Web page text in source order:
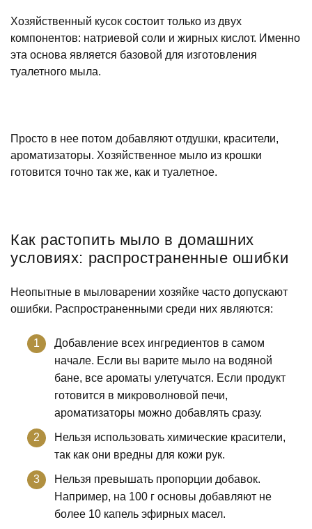
Хозяйственный кусок состоит только из двух
компонентов: натриевой соли и жирных кислот. Именно
эта основа является базовой для изготовления
туалетного мыла.
Просто в нее потом добавляют отдушки, красители,
ароматизаторы. Хозяйственное мыло из крошки
готовится точно так же, как и туалетное.
Как растопить мыло в домашних
условиях: распространенные ошибки
Неопытные в мыловарении хозяйке часто допускают
ошибки. Распространенными среди них являются:
Добавление всех ингредиентов в самом
начале. Если вы варите мыло на водяной
бане, все ароматы улетучатся. Если продукт
готовится в микроволновой печи,
ароматизаторы можно добавлять сразу.
Нельзя использовать химические красители,
так как они вредны для кожи рук.
Нельзя превышать пропорции добавок.
Например, на 100 г основы добавляют не
более 10 капель эфирных масел.